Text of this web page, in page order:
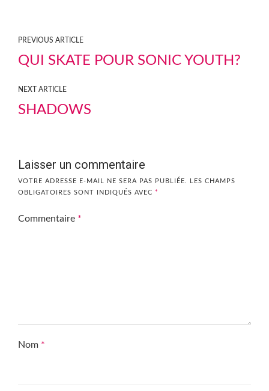
PREVIOUS ARTICLE
QUI SKATE POUR SONIC YOUTH?
NEXT ARTICLE
SHADOWS
Laisser un commentaire
VOTRE ADRESSE E-MAIL NE SERA PAS PUBLIÉE.
LES CHAMPS
OBLIGATOIRES SONT INDIQUÉS AVEC *
Commentaire *
Nom *